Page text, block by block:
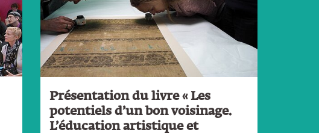
Présentation du livre « Les
potentiels d’un bon voisinage.
L’éducation artistique et